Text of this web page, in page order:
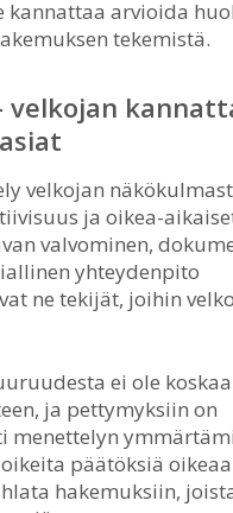
arvioida
tekemistä.
velkojan
velkojan
ja oikea-
valvominen,
yhteydenpito
ne tekijät, joihin
ei ole
ja pettymyksiin on
menettelyn
päätöksiä
hakemuksiin,